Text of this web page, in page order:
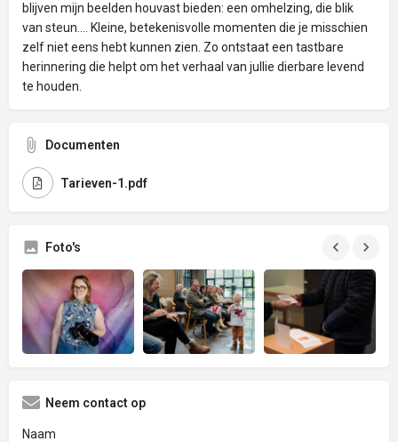
blijven mijn beelden houvast bieden: een omhelzing, die blik
van steun.... Kleine, betekenisvolle momenten die je misschien
zelf niet eens hebt kunnen zien. Zo ontstaat een tastbare
herinnering die helpt om het verhaal van jullie dierbare levend
te houden.
Documenten
Tarieven-1.pdf
Foto's
Neem contact op
Naam